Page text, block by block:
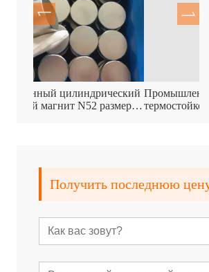
Промышленный магнит с высокой
термостойкостью до 120°C
Получить последнюю